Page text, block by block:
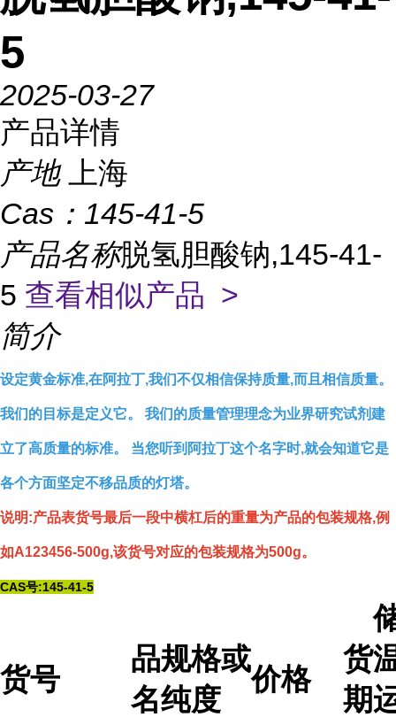
5
2025-03-27
产品详情
产地
上海
Cas： 145-41-5
产品名称脱氢胆酸钠,145-41-
5 查看相似产品 >
简介
设定黄金标准,在阿拉丁,我们不仅相信保持质量,而且相信质量。
我们的目标是定义它。 我们的质量管理理念为业界研究试剂建
立了高质量的标准。 当您听到阿拉丁这个名字时,就会知道它是
各个方面坚定不移品质的灯塔。
说明:产品表货号最后一段中横杠后的重量为产品的包装规格,例
如A123456-500g,该货号对应的包装规格为500g。
CAS号:145-41-5
货号
品
名
规格或
纯度
价格
货
期